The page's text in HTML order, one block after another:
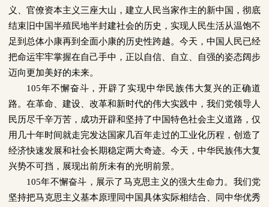
义、官僚资本主义三座大山，建立人民当家作主的新中国，彻底
结束旧中国半殖民地半封建社会的历史，实现人民生活从温饱不
足到总体小康再到全面小康的历史性跨越。今天，中国人民已经
把命运牢牢掌握在自己手中，正以自信、自立、自强的姿态阔步
迈向更加美好的未来。
105年不懈奋斗，开辟了实现中华民族伟大复兴的正确道
路。在革命、建设、改革和新时代的伟大实践中，我们党领导人
民历尽千辛万苦，成功开辟和坚持了中国特色社会主义道路，仅
用几十年时间就走完发达国家几百年走过的工业化历程，创造了
经济快速发展和社会长期稳定两大奇迹。今天，中华民族伟大复
兴势不可挡，展现出前所未有的光明前景。
105年不懈奋斗，展示了马克思主义的强大生命力。我们党
坚持把马克思主义基本原理同中国具体实际相结合、同中华优秀